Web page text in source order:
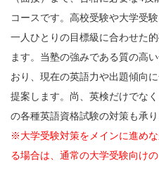
コースです。高校受験や大学受
一人ひとりの目標級に合わせた
ます。当塾の強みである質の高
おり、現在の英語力や出題傾向
提案します。尚、英検だけでな
の各種英語資格試験の対策も承り
※大学受験対策をメインに進め
る場合は、通常の大学受験向け